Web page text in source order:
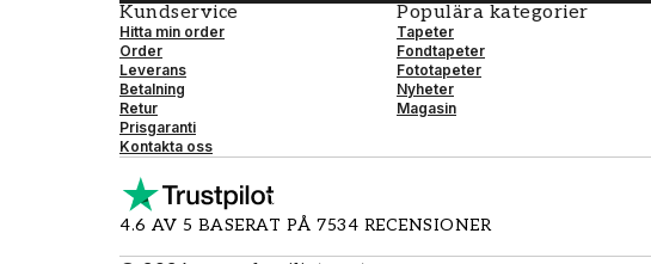
Kundservice
Hitta min order
Order
Leverans
Betalning
Retur
Prisgaranti
Kontakta oss
Populära kategorier
Tapeter
Fondtapeter
Fototapeter
Nyheter
Magasin
4.6 AV 5 BASERAT PÅ 7534 RECENSIONER